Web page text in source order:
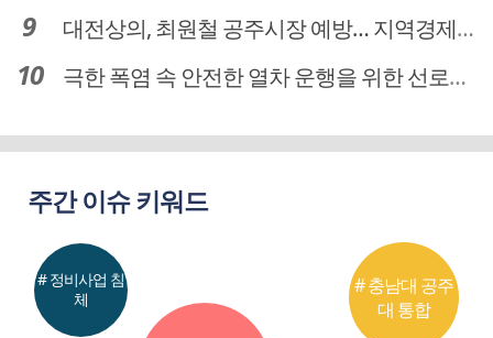
대전상의, 최원철 공주시장 예방… 지역경제 협력방안 논의
극한 폭염 속 안전한 열차 운행을 위한 선로관리
주간 이슈 키워드
# 충남대 공주
대 통합
# 정비사업 침
체